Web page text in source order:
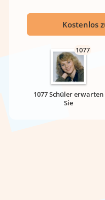
Kostenlos
1077
1077 Schüler erwarten
Sie